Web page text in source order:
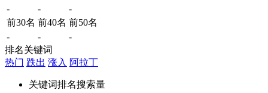
-
-
-
前30名 前40名 前50名
-
-
-
排名关键词
热门 跌出 涨入 阿拉丁
关键词排名搜索量